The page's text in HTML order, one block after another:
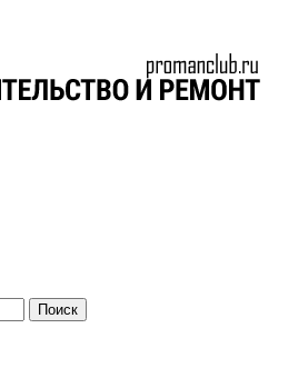
и ремонт
живут разные люди, очень